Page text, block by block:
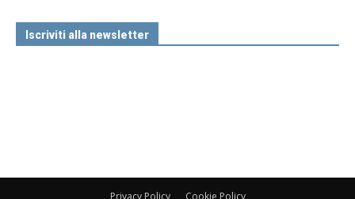
Iscriviti alla newsletter